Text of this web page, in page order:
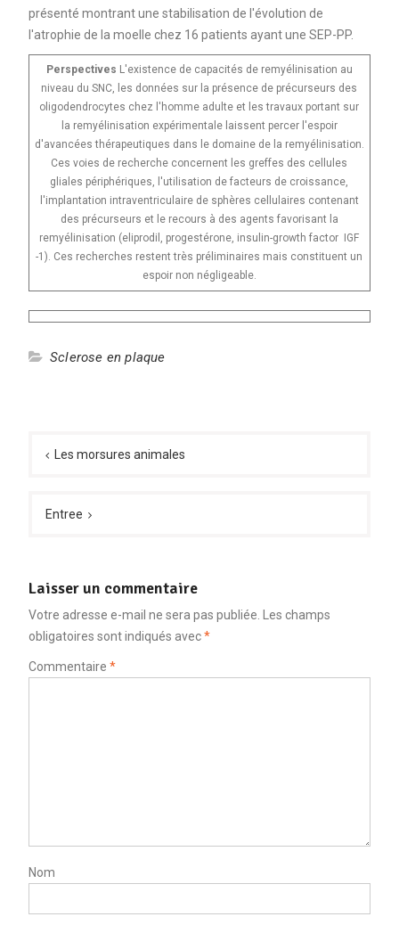
présenté montrant une stabilisation de l'évolution de
l'atrophie de la moelle chez 16 patients ayant une SEP-PP.
Perspectives L'existence de capacités de remyélinisation au
niveau du SNC, les données sur la présence de précurseurs des
oligodendrocytes chez l'homme adulte et les travaux portant sur
la remyélinisation expérimentale laissent percer l'espoir
d'avancées thérapeutiques dans le domaine de la remyélinisation.
Ces voies de recherche concernent les greffes des cellules
gliales périphériques, l'utilisation de facteurs de croissance,
l'implantation intraventriculaire de sphères cellulaires contenant
des précurseurs et le recours à des agents favorisant la
remyélinisation (eliprodil, progestérone, insulin-growth factor IGF
-1). Ces recherches restent très préliminaires mais constituent un
espoir non négligeable.
Sclerose en plaque
de
Les morsures animales
Entree
Laisser un commentaire
Votre adresse e-mail ne sera pas publiée.
Les champs
obligatoires sont indiqués avec*
Commentaire *
Nom